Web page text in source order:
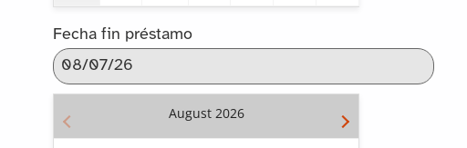
Fecha fin préstamo
August 2026